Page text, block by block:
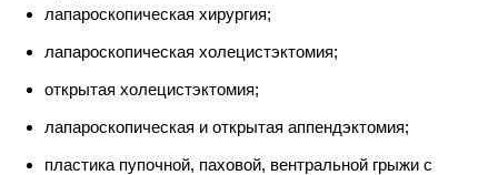
лапароскопическая хирургия;
лапароскопическая холецистэктомия;
открытая холецистэктомия;
лапароскопическая и открытая аппендэктомия;
пластика пупочной, паховой, вентральной грыжи с